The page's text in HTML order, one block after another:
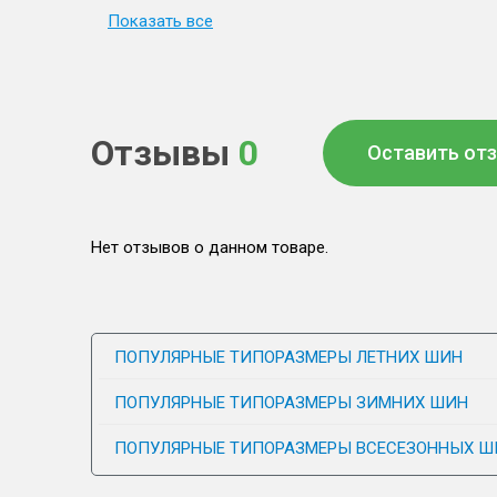
Показать все
Отзывы 0 Оставить
Нет отзывов о данном товаре.
ПОПУЛЯРНЫЕ ТИПОРАЗМЕРЫ ЛЕТНИХ ШИН
ПОПУЛЯРНЫЕ ТИПОРАЗМЕРЫ ЗИМНИХ ШИН
ПОПУЛЯРНЫЕ ТИПОРАЗМЕРЫ ВСЕСЕЗОННЫХ